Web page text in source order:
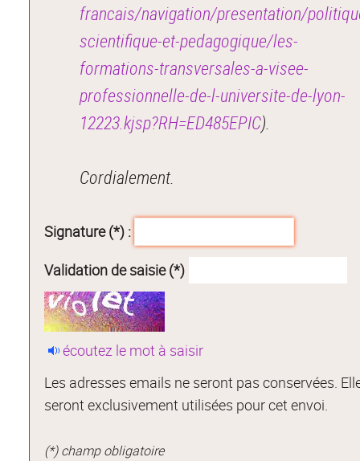
francais/navigation/presentation/
scientifique-et-pedagogique/les-
formations-transversales-a-visee-
professionnelle-de-l-universite-de-lyon-
12223.kjsp?RH=ED485EPIC).
Cordialement.
Signature (*) :
Validation de saisie (*)
écoutez le mot à saisir
Les adresses emails ne seront pas conservées.
seront exclusivement utilisées pour cet envoi.
(*) champ obligatoire